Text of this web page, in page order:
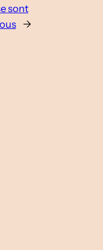
sont
→